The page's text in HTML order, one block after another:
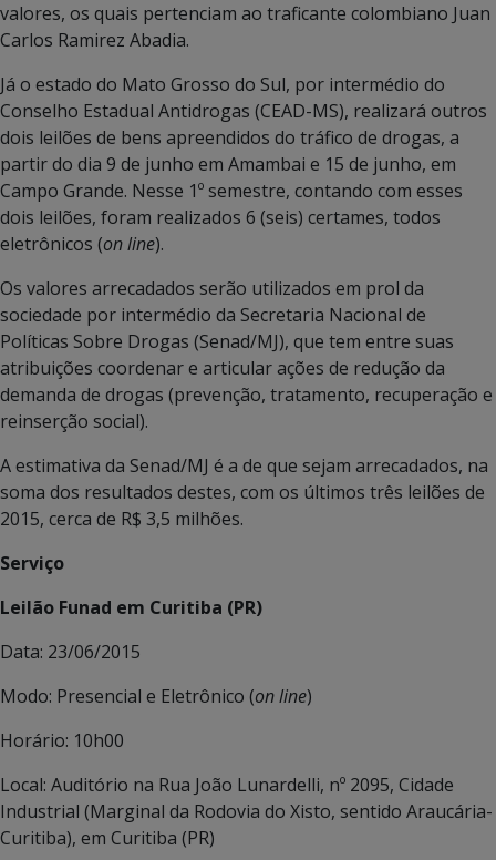
valores, os quais pertenciam ao traficante colombiano Juan
Carlos Ramirez Abadia.
Já o estado do Mato Grosso do Sul, por intermédio do
Conselho Estadual Antidrogas (CEAD-MS), realizará outros
dois leilões de bens apreendidos do tráfico de drogas, a
partir do dia 9 de junho em Amambai e 15 de junho, em
Campo Grande. Nesse 1º semestre, contando com esses
dois leilões, foram realizados 6 (seis) certames, todos
eletrônicos (on line).
Os valores arrecadados serão utilizados em prol da
sociedade por intermédio da Secretaria Nacional de
Políticas Sobre Drogas (Senad/MJ), que tem entre suas
atribuições coordenar e articular ações de redução da
demanda de drogas (prevenção, tratamento, recuperação e
reinserção social).
A estimativa da Senad/MJ é a de que sejam arrecadados, na
soma dos resultados destes, com os últimos três leilões de
2015, cerca de R$ 3,5 milhões.
Serviço
Leilão Funad em Curitiba (PR)
Data: 23/06/2015
Modo: Presencial e Eletrônico (on line)
Horário: 10h00
Local: Auditório na Rua João Lunardelli, nº 2095, Cidade
Industrial (Marginal da Rodovia do Xisto, sentido Araucária-
Curitiba), em Curitiba (PR)